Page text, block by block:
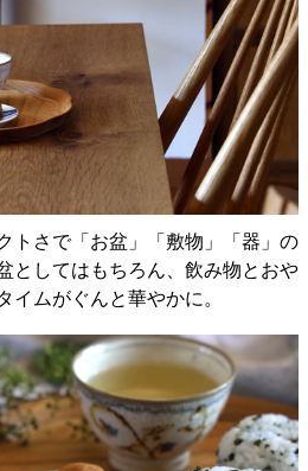
トさで「お盆」「敷物」「器」の
としてはもちろん、飲み物とおや
イムがぐんと華やかに。